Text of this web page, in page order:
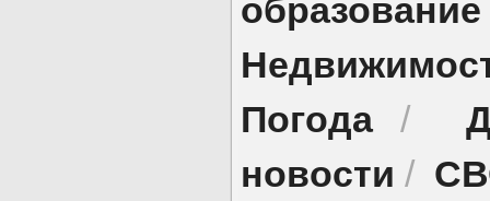
Погода/
новости /